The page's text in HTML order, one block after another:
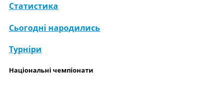
Статистика
Сьогодні народились
Турніри
Національні чемпіонати